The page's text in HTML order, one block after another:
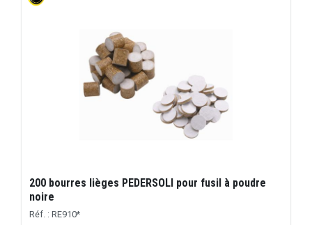
200 bourres lièges PEDERSOLI pour fusil à poudre
noire
Réf. : RE910*